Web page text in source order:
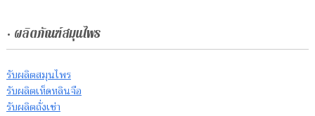
• ผลิตภัณฑ์สมุนไพร
รับผลิตสมุนไพร
รับผลิตเห็ดหลินจือ
รับผลิตถั่งเช่า